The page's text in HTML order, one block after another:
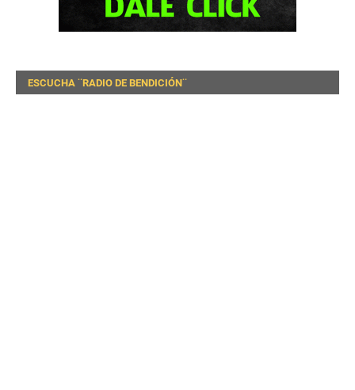
ESCUCHA ¨RADIO DE BENDICIÓN¨